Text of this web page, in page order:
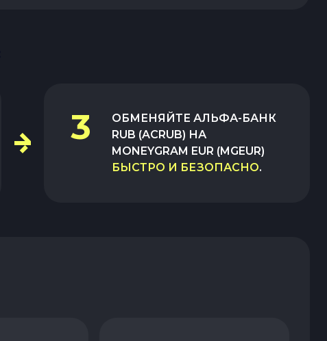
3 ОБМЕНЯЙТЕАЛЬФА-БАНК
RUB (ACRUB) НА
MONEYGRAM EUR (MGEUR)
БЫСТРО И БЕЗОПАСНО.